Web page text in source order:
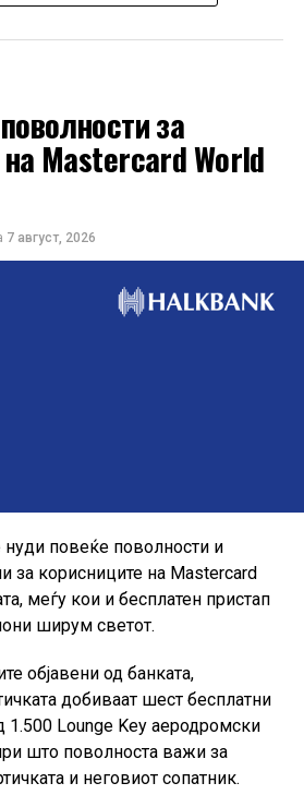
корисниците кои сакаат да ги
на кредитната картичка за
и летни купувања, со промотивна
за
Mastercard World
7 август, 2026
повеќе поволности и
за корисниците на Mastercard
меѓу кои и бесплатен пристап
ширум светот.
објавени од банката,
добиваат шест бесплатни
1.500 Lounge Key аеродромски
што поволноста важи за
и неговиот сопатник.